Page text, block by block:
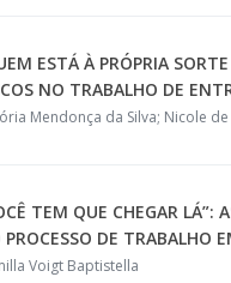
ESTÁ À PRÓPRIA
NO TRABALHO DE
Mendonça da Silva; Nicole
TEM QUE CHEGAR LÁ”:
PROCESSO DE TRABALHO
Voigt Baptistella